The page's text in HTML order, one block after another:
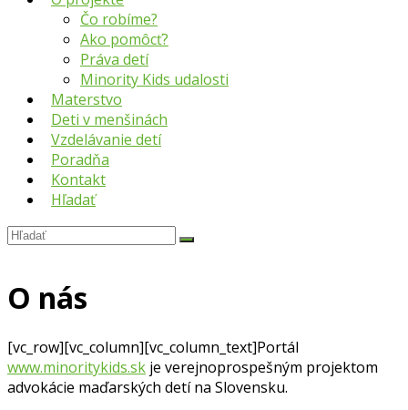
Čo robíme?
Ako pomôcť?
Práva detí
Minority Kids udalosti
Materstvo
Deti v menšinách
Vzdelávanie detí
Poradňa
Kontakt
Hľadať
Hľadať
Submit
O nás
[vc_row][vc_column][vc_column_text]Portál
www.minoritykids.sk je verejnoprospešným projektom
advokácie maďarských detí na Slovensku.